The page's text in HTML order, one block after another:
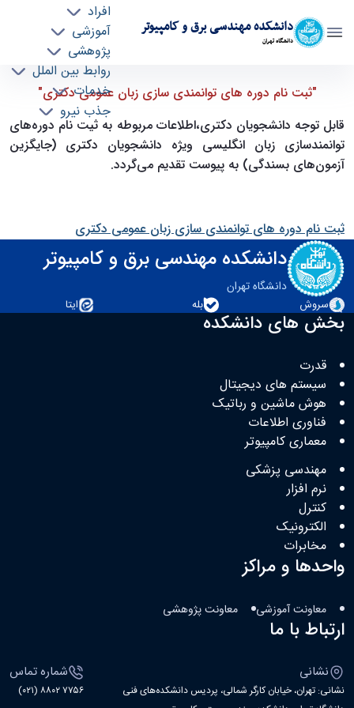
دانشکده مهندسی برق و کامپیوتر
دانشگاه تهران
افراد
آموزشی
پژوهشی
روابط بین الملل
خدمات
جذب نیرو
ثبت نام دوره های توانمندی سازی زبان عمومی
دکتری - ece- دانشکده مهندسی برق و کامپیوتر
"ثبت نام دوره های توانمندی سازی زبان عمومی دکتری"
قابل توجه دانشجویان دکتری،اطلاعات مربوطه به ثیت نام دوره‌های
توانمندسازی زبان انگلیسی ویژه دانشجویان دکتری (جایگزین
آزمون‌های بسندگی) به پیوست تقدیم می‌گردد.
ثبت نام دوره های توانمندی سازی زبان عمومی دکتری
دانشکده مهندسی برق و کامپیوتر
دانشگاه تهران
سروش
بله ایتا
بخش های دانشکده
قدرت
سیستم های دیجیتال
هوش ماشین و رباتیک
فناوری اطلاعات
معماری کامپیوتر
مهندسی پزشکی
نرم افزار
کنترل
الکترونیک
مخابرات
واحدها و مراکز
معاونت آموزشی معاونت پژوهشی
ارتباط با ما
نشانی
نشانی: تهران، خیابان کارگر شمالی، پردیس دانشکده‌های فنی
شماره تماس
۷۷۵۶ ۸۸۰۲ (۰۲۱)